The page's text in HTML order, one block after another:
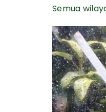
Semua